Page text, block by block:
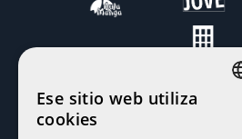
Ese sitio web utiliza
cookies